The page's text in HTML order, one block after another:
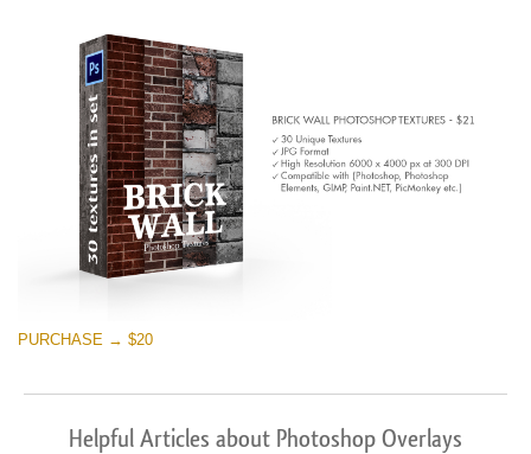
PURCHASE → $20
Helpful Articles about Photoshop Overlays